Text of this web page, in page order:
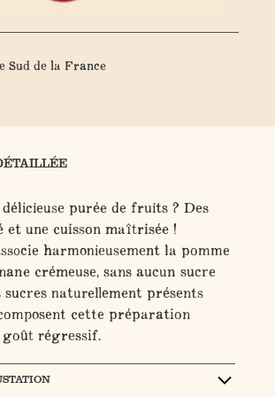
Sud de la France
délicieuse purée de fruits ? Des
une cuisson maîtrisée !
harmonieusement la pomme
crémeuse, sans aucun sucre
sucres naturellement présents
cette préparation
régressif.